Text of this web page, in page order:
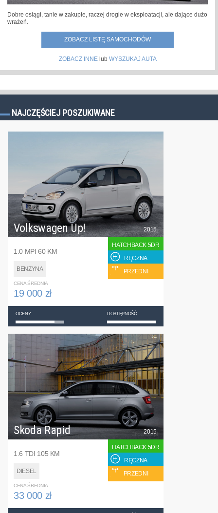
Dobre osiągi, tanie w zakupie, raczej drogie w eksploatacji, ale dające dużo
wrażeń.
ZOBACZ LISTĘ SAMOCHODÓW
ZOBACZ INNElub WYSZUKAJ AUTA
NAJCZĘŚCIEJ POSZUKIWANE
Volkswagen Up!
1.0 MPI 60 KM
BENZYNA
2015
HATCHBACK 5DR
RĘCZNA
PRZEDNI
CENA ŚREDNIA
19 000 zł
OCENY DOSTĘPNOŚĆ
Skoda Rapid
1.6 TDI 105 KM
DIESEL
2015
HATCHBACK 5DR
RĘCZNA
PRZEDNI
CENA ŚREDNIA
33 000 zł